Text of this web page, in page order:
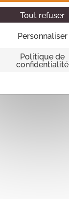
Tout refuser
Personnaliser
Politique de
confidentialité